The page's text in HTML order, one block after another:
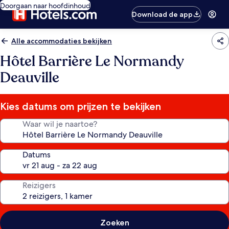
Doorgaan naar hoofdinhoud
Download de app
Alle accommodaties bekijken
Hôtel Barrière Le Normandy
Deauville
Kies datums om prijzen te bekijken
Waar wil je naartoe?
Datums
Reizigers
Zoeken